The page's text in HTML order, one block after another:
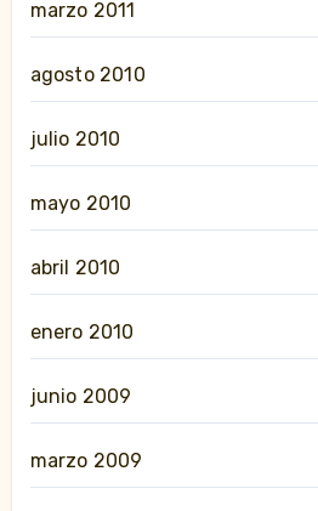
marzo 2011
agosto 2010
julio 2010
mayo 2010
abril 2010
enero 2010
junio 2009
marzo 2009